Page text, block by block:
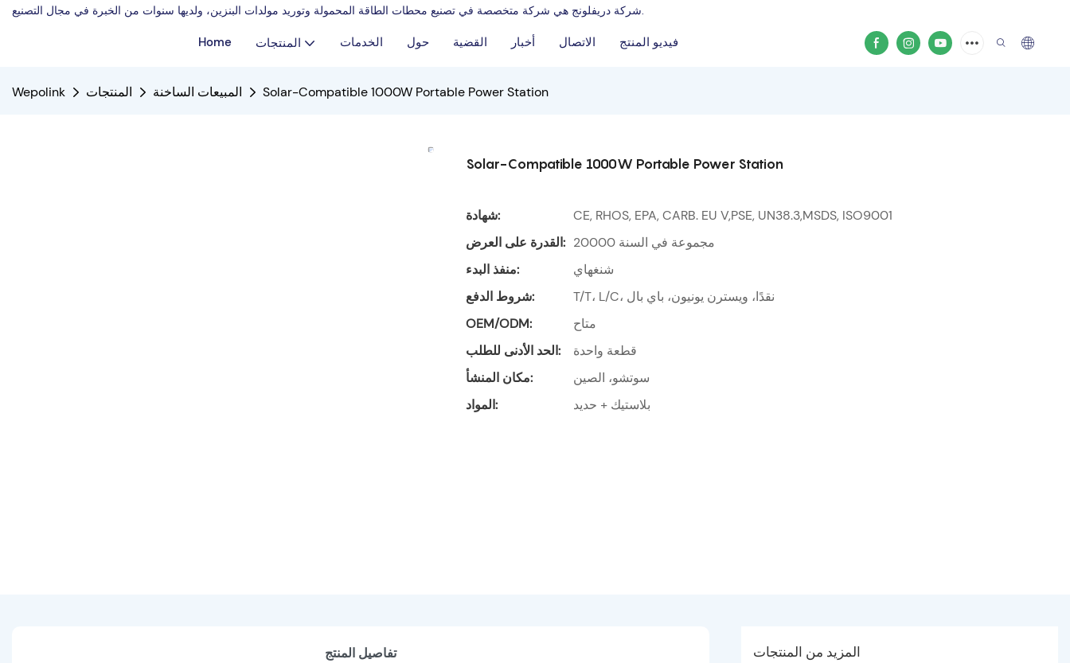
شركة دريفلونج هي شركة متخصصة في تصنيع محطات الطاقة المحمولة وتوريد مولدات البنزين، ولديها سنوات من الخبرة في مجال التصنيع.
Home المنتجات الخدمات حول القضية أخبار الاتصال فيديو المنتج
Wepolink المنتجات المبيعات الساخنة Solar-Compatible 1000W Portable Power Station
Solar-Compatible 1000W Portable Power Station
شهادة:
CE, RHOS, EPA, CARB. EU V,PSE, UN38.3,MSDS, ISO9001
القدرة على العرض:
20000 مجموعة في السنة
منفذ البدء:
شنغهاي
شروط الدفع:
T/T، L/C، نقدًا، ويسترن يونيون، باي بال
OEM/ODM:
متاح
الحد الأدنى للطلب:
قطعة واحدة
مكان المنشأ:
سوتشو، الصين
المواد:
بلاستيك + حديد
تفاصيل المنتج المزيد من المنتجات